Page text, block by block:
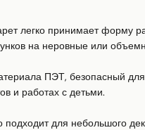
легко принимает форму
на неровные или
ПЭТ, безопасный
и работах с детьми.
для небольшого